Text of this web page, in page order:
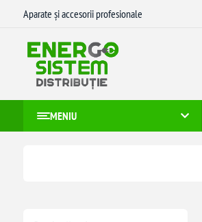
Aparate și accesorii profesionale
MENIU